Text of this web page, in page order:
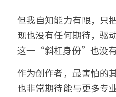
但我自知能力有限，只
现也没有任何期待，驱
这一“斜杠身份”也没有
作为创作者，最害怕的
也非常期待能与更多专